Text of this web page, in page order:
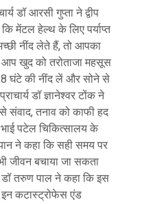
डॉ आरसी गुप्ता ने द्वीप
मेंटल हेल्थ के लिए पर्याप्त
नींद लेते हैं, तो आपका
आप खुद को तरोताजा महसूस
घंटे की नींद लें और सोने से
डॉ ज्ञानेश्वर टोंक ने
संवाद, तनाव को काफी हद
पटेल चिकित्सालय के
ने कहा कि सही समय पर
जीवन बचाया जा सकता
डॉ तरुण पाल ने कहा कि इस
इन कटास्ट्रोफेस एंड